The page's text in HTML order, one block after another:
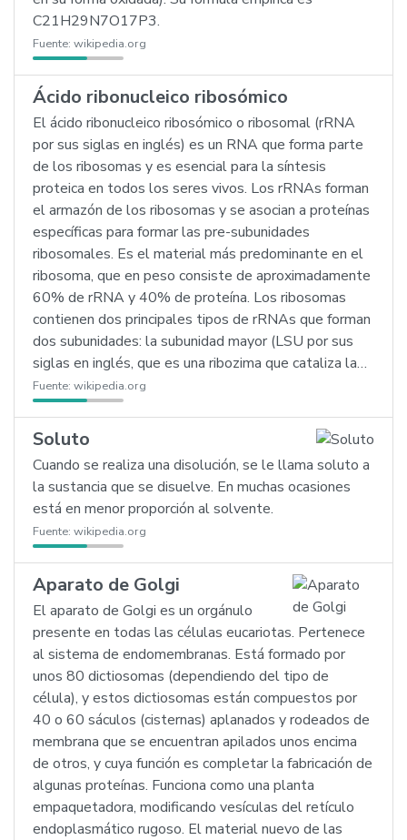
C21H29N7O17P3.
Fuente: wikipedia.org
Ácido ribonucleico ribosómico
El ácido ribonucleico ribosómico o ribosomal (rRNA
por sus siglas en inglés) es un RNA que forma parte
de los ribosomas y es esencial para la síntesis
proteica en todos los seres vivos. Los rRNAs forman
el armazón de los ribosomas y se asocian a proteínas
específicas para formar las pre-subunidades
ribosomales. Es el material más predominante en el
ribosoma, que en peso consiste de aproximadamente
60% de rRNA y 40% de proteína. Los ribosomas
contienen dos principales tipos de rRNAs que forman
dos subunidades: la subunidad mayor (LSU por sus
siglas en inglés, que es una ribozima que cataliza la…
Fuente: wikipedia.org
Soluto
Cuando se realiza una disolución, se le llama soluto a
la sustancia que se disuelve. En muchas ocasiones
está en menor proporción al solvente.
Fuente: wikipedia.org
Aparato de Golgi
El aparato de Golgi es un orgánulo
presente en todas las células eucariotas. Pertenece
al sistema de endomembranas. Está formado por
unos 80 dictiosomas (dependiendo del tipo de
célula), y estos dictiosomas están compuestos por
40 o 60 sáculos (cisternas) aplanados y rodeados de
membrana que se encuentran apilados unos encima
de otros, y cuya función es completar la fabricación de
algunas proteínas. Funciona como una planta
empaquetadora, modificando vesículas del retículo
endoplasmático rugoso. El material nuevo de las